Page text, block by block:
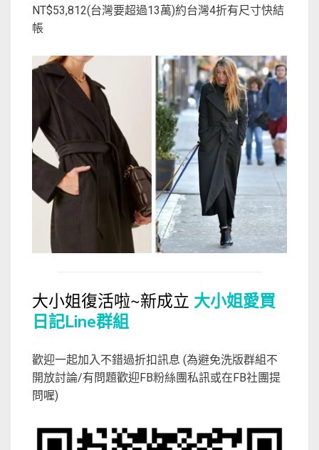
NT$53,812(台灣要超過13萬)約台灣4折有尺寸快結
帳
大小姐復活啦~新成立 大小姐愛買
日記Line群組
歡迎一起加入不錯過折扣訊息 (為避免洗版群組不
開放討論/有問題歡迎FB粉絲團私訊或在FB社團提
問喔)